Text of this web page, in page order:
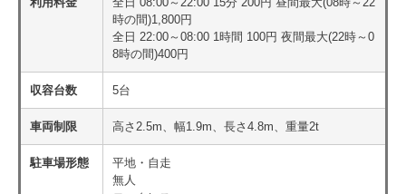
時の間)1,800円
全日 22:00～08:00 1時間 100円 夜間最大(22時～0
8時の間)400円
収容台数 5台
車両制限 高さ2.5m、幅1.9m、長さ4.8m、重量2t
駐車場形態
平地・自走
無人